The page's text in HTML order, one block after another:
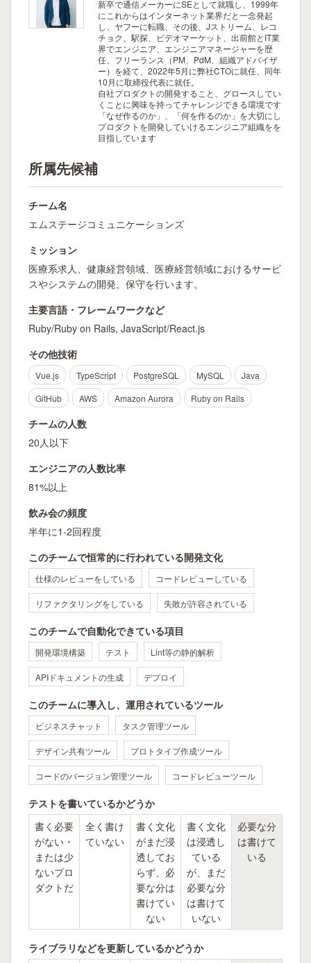
新卒で通信メーカーにSEとして就職し、1999年
にこれからはインターネット業界だと一念発起
し、ヤフーに転職、その後、Jストリーム、レコ
チョク、駅探、ビデオマーケット、出前館とIT業
界でエンジニア、エンジニアマネージャーを歴
任、フリーランス（PM、PdM、組織アドバイザ
ー）を経て、2022年5月に弊社CTOに就任、同年
10月に取締役代表に就任。
自社プロダクトの開発すること、グロースしてい
くことに興味を持ってチャレンジできる環境です
「なぜ作るのか」、「何を作るのか」を大切にし
プロダクトを開発していけるエンジニア組織をを
目指しています
所属先候補
チーム名
エムステージコミュニケーションズ
ミッション
医療系求人、健康経営領域、医療経営領域におけるサービ
スやシステムの開発。保守を行います。
主要言語・フレームワークなど
Ruby/Ruby on Rails, JavaScript/React.js
その他技術
Vue.js TypeScript PostgreSQL MySQL
Java
GitHub
AWS Amazon Aurora Ruby on Rails
チームの人数
20人以下
エンジニアの人数比率
81%以上
飲み会の頻度
半年に1-2回程度
このチームで恒常的に行われている開発文化
仕様のレビューをしている コードレビューしている
リファクタリングをしている 失敗が許容されている
このチームで自動化できている項目
開発環境構築 テスト Lint等の静的解析
APIドキュメントの生成 デプロイ
このチームに導入し、運用されているツール
ビジネスチャット タスク管理ツール
デザイン共有ツール プロトタイプ作成ツール
コードのバージョン管理ツール コードレビューツール
テストを書いているかどうか
書く必要
がない・
または少
ないプロ
ダクトだ
全く書け
ていない
書く文化
がまだ浸
透してお
らず、必
要な分は
書けてい
ない
書く文化
は浸透し
ている
が、まだ
必要な分
は書けて
いない
必要な分
は書けて
いる
ライブラリなどを更新しているかどうか